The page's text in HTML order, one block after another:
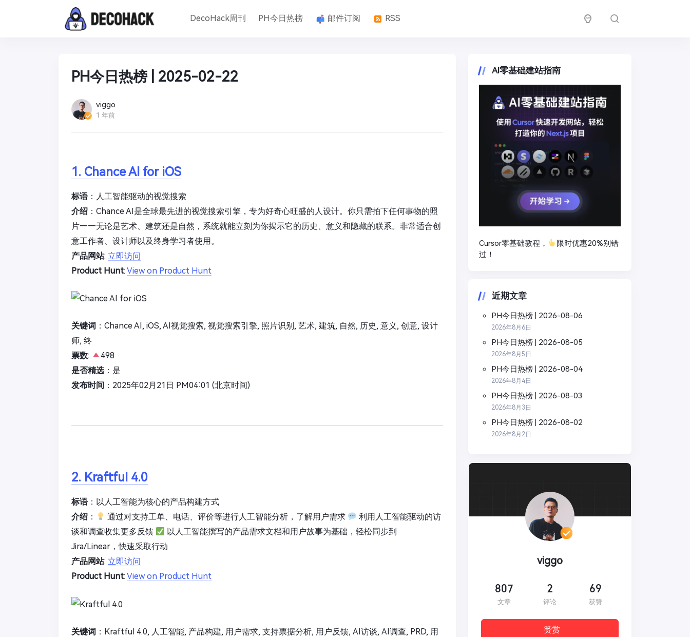
DecoHack周刊 PH今日热榜 邮件订阅 RSS
PH今日热榜 | 2025-02-22
viggo
1 年前
1. Chance AI for iOS
标语：人工智能驱动的视觉搜索
介绍 ：Chance AI是全球最先进的视觉搜索引擎，专为好奇心旺盛的人设计。你只需拍下任何事物的照
片——无论是艺术、建筑还是自然，系统就能立刻为你揭示它的历史、意义和隐藏的联系。非常适合创
意工作者、设计师以及终身学习者使用。
产品网站: 立即访问
Product Hunt: View on Product Hunt
关键词 ：Chance AI, iOS, AI视觉搜索, 视觉搜索引擎, 照片识别, 艺术, 建筑, 自然, 历史, 意义, 创意, 设计
师, 终
票数:
498
是否精选：是
发布时间 ：2025年02月21日 PM04:01 (北京时间)
2. Kraftful 4.0
标语：以人工智能为核心的产品构建方式
介绍 ： 通过对支持工单、电话、评价等进行人工智能分析，了解用户需求
利用人工智能驱动的访
谈和调查收集更多反馈
以人工智能撰写的产品需求文档和用户故事为基础，轻松同步到
Jira/Linear，快速采取行动
产品网站: 立即访问
Product Hunt: View on Product Hunt
关键词 ：Kraftful 4.0, 人工智能, 产品构建, 用户需求, 支持票据分析, 用户反馈, AI访谈, AI调查, PRD, 用
AI零基础建站指南
Cursor零基础教程，
限时优惠20%别错
过！
近期文章
PH今日热榜 | 2026-08-06
2026年8月6日
PH今日热榜 | 2026-08-05
2026年8月5日
PH今日热榜 | 2026-08-04
2026年8月4日
PH今日热榜 | 2026-08-03
2026年8月3日
PH今日热榜 | 2026-08-02
2026年8月2日
viggo
807
文章
2
评论
69
获赞
赞赏